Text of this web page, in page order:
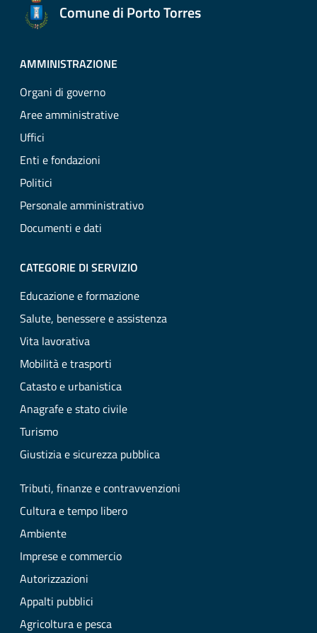
Comune di Porto Torres
AMMINISTRAZIONE
Organi di governo
Aree amministrative
Uffici
Enti e fondazioni
Politici
Personale amministrativo
Documenti e dati
CATEGORIE DI SERVIZIO
Educazione e formazione
Salute, benessere e assistenza
Vita lavorativa
Mobilità e trasporti
Catasto e urbanistica
Anagrafe e stato civile
Turismo
Giustizia e sicurezza pubblica
Tributi, finanze e contravvenzioni
Cultura e tempo libero
Ambiente
Imprese e commercio
Autorizzazioni
Appalti pubblici
Agricoltura e pesca